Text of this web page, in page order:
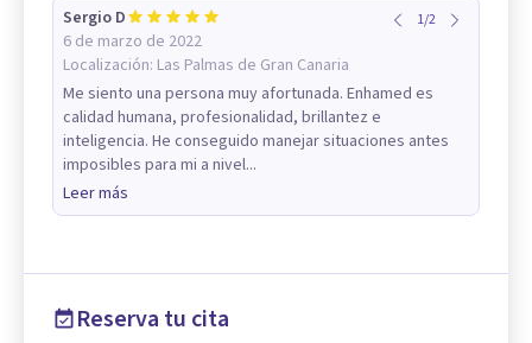
Sergio D
6 de marzo de 2022
Localización: Las Palmas de Gran Canaria
1/2
Me siento una persona muy afortunada. Enhamed es
calidad humana, profesionalidad, brillantez e
inteligencia. He conseguido manejar situaciones antes
imposibles para mi a nivel...
Leer más
Reserva tu cita